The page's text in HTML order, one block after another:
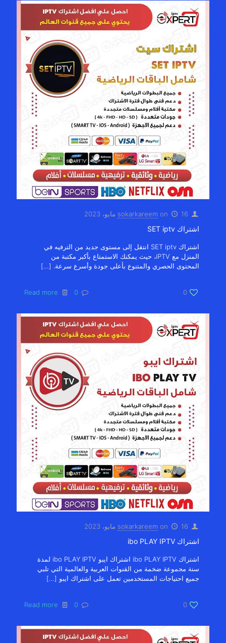
sokarkareem on 16 مايو، 2023
اشتراك SET iptv
اشتراك SET iptv انتقل إلى مستوى جديد من الترفيه في
المنزل مع iPTV، حيث يمكنك الاستمتاع بأكبر مكتبة من
المحتوى الحصري والمتنوع بأعلى جودة وأسرع سرعة. […]
0
0
Read more
sokarkareem on 16 مايو، 2023
اشتراك ibo PLAY IPTV
اشتراك ibo PLAY IPTV اشتراك ايبو ibo PLAY IPTV لمدة
سنة مجموعة ضخمة من القنوات العربية والعالمية التي تلبي
جميع احتياجات المستخدمين تعمل على اشتراك ايبو […]
0
0
Read more